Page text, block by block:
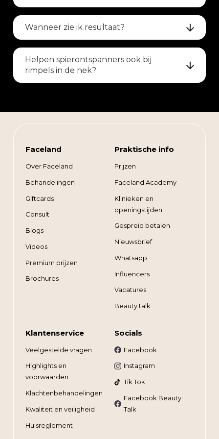
Wanneer zie ik resultaat?
Helpen spierontspanners ook bij
rimpels in de nek?
Faceland
Over Faceland
Behandelingen
Giftcards
Consult
Blogs
Videos
Premium prijzen
Brochures
Praktische info
Prijzen
Faceland Academy
Klinieken en
openingstijden
Gespreid betalen
Nieuwsbrief
Whatsapp
Influencers
Vacatures
Beauty talk
Klantenservice
Veelgestelde vragen
Highlights en
voorwaarden
Klachtenbehandelingen
Kwaliteit en veiligheid
Huisreglement
Socials
Facebook
Instagram
Tik Tok
Facebook Beauty
Talk